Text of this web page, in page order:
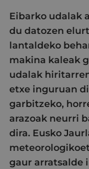
Eibarko udalak
du datozen
lantaldeko
makina kaleak
udalak
etxe inguruan
garbitzeko,
arazoak neurri
dira. Eusko
gaur arratsalde